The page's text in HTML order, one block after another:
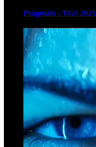
Pragmata - TGS 2025